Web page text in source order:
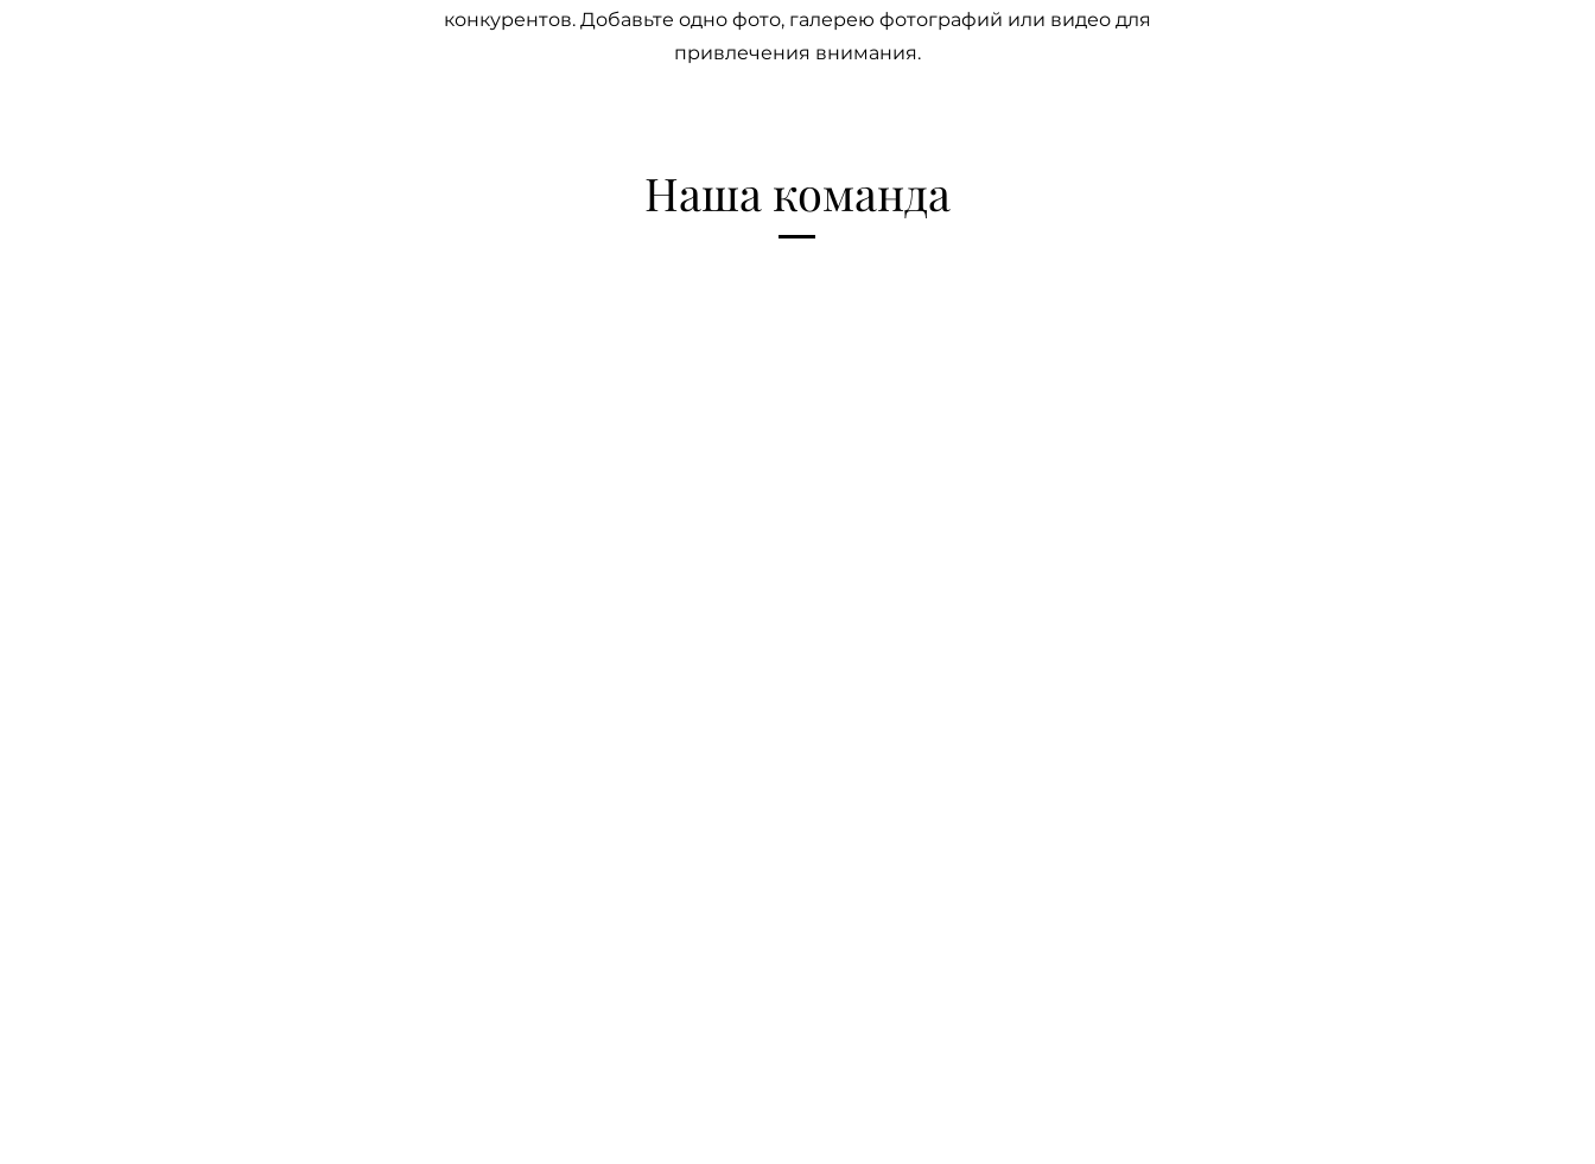
конкурентов. Добавьте одно фото, галерею фотографий или видео для
привлечения внимания.
Наша команда